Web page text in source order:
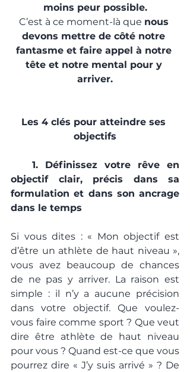
moins peur possible.
C’est à ce moment-là que nous
devons mettre de côté notre
fantasme et faire appel à notre
tête et notre mental pour y
arriver.
Les 4 clés pour atteindre ses
objectifs
objectif clair, précis dans sa
formulation et dans son ancrage
dans le temps
Si vous dites : « Mon objectif est
d’être un athlète de haut niveau »,
vous avez beaucoup de chances
de ne pas y arriver. La raison est
simple : il n’y a aucune précision
dans votre objectif. Que voulez-
vous faire comme sport ? Que veut
dire être athlète de haut niveau
pour vous ? Quand est-ce que vous
pourrez dire « J’y suis arrivé » ? De